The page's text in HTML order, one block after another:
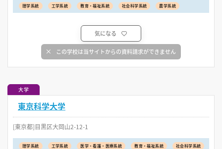
理学系統 工学系統 教育・福祉系統 社会科学系統 農学系統
気になる
この学校は当サイトからの資料請求ができません
大学
東京科学大学
[東京都]目黒区大岡山2-12-1
理学系統 工学系統 医学・看護・医療系統 教育・福祉系統
社会科学系統